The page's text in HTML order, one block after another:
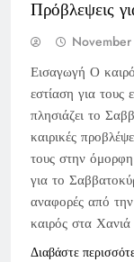
Πρόβλεψεις
Εισαγωγή Ο
εστίαση για τους
πλησιάζει το
καιρικές
τους στην
για το
αναφορές από
καιρός στα
Διαβάστε